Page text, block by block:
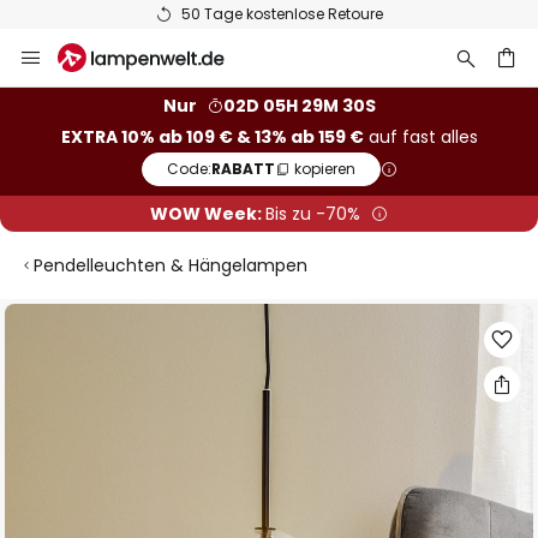
50 Tage kostenlose Retoure
Inhalt
Nur
02D 05H 29M 29S
EXTRA 10% ab 109 € & 13% ab 159 €auf fast alles
Code:RABATT kopieren
WOW Week:Bis zu -70%
Pendelleuchten & Hängelampen
Zum